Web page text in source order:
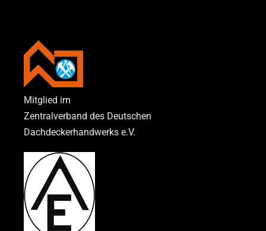
Mitglied im
Zentralverband des Deutschen
Dachdeckerhandwerks e.V.